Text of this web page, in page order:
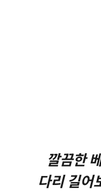
깔끔한
다리 길어